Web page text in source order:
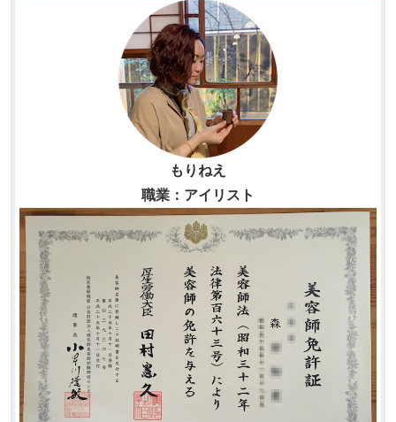
もりねえ
職業：アイリスト